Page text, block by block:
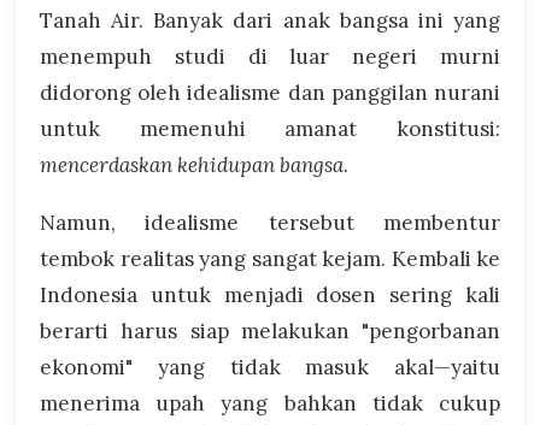
Tanah Air. Banyak dari anak bangsa ini yang
menempuh studi di luar negeri murni
didorong oleh idealisme dan panggilan nurani
untuk memenuhi amanat konstitusi:
mencerdaskan kehidupan bangsa.
Namun, idealisme tersebut membentur
tembok realitas yang sangat kejam. Kembali ke
Indonesia untuk menjadi dosen sering kali
berarti harus siap melakukan "pengorbanan
ekonomi" yang tidak masuk akal—yaitu
menerima upah yang bahkan tidak cukup